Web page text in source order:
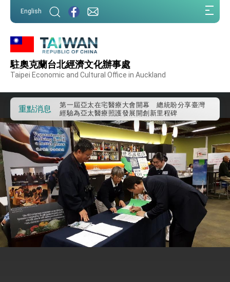
English
駐奧克蘭台北經濟文化辦事處
Taipei Economic and Cultural Office in Auckland
重點消息
外交部重要言論
事處」，進一步深化台美交流合作
第一屆亞太在宅醫療大會開幕 總統盼分享臺灣
經驗為亞太醫療照護發展開創新里程碑
外交部發布WHA文宣影片「台灣醫療點亮世界」
及「台灣智慧醫療與健康產業展」預告短片，向
世界展現台灣守護全球健康的創新能量
總統出訪史瓦帝尼返國談話 強調臺灣人有權利
走向世界 盼與理念相近國家共同維護國際秩序
堅定走向世界 賴總統抵達史瓦帝尼王國進行國是
總統與五院院長新春茶敘 盼化分歧為團結、為
國家邁出合作第一步
總統農曆春節談話
台美貿易協議完成簽署達成6大目標、創5大歷史
性突破 總統強調將以3大面向加速臺灣經濟轉型
升級 籲請立院全力支持並盡速通過
臺美簽署「對等貿易協定」確立對等關稅15%且不